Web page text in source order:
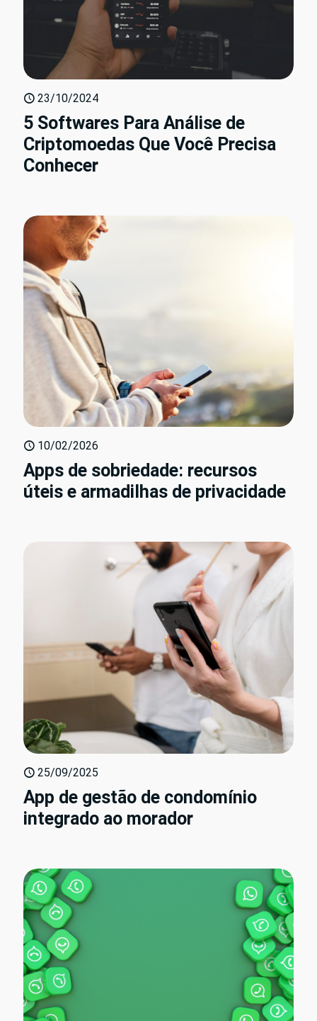
23/10/2024
5 Softwares Para Análise de
Criptomoedas Que Você Precisa
Conhecer
10/02/2026
Apps de sobriedade: recursos
úteis e armadilhas de privacidade
25/09/2025
App de gestão de condomínio
integrado ao morador